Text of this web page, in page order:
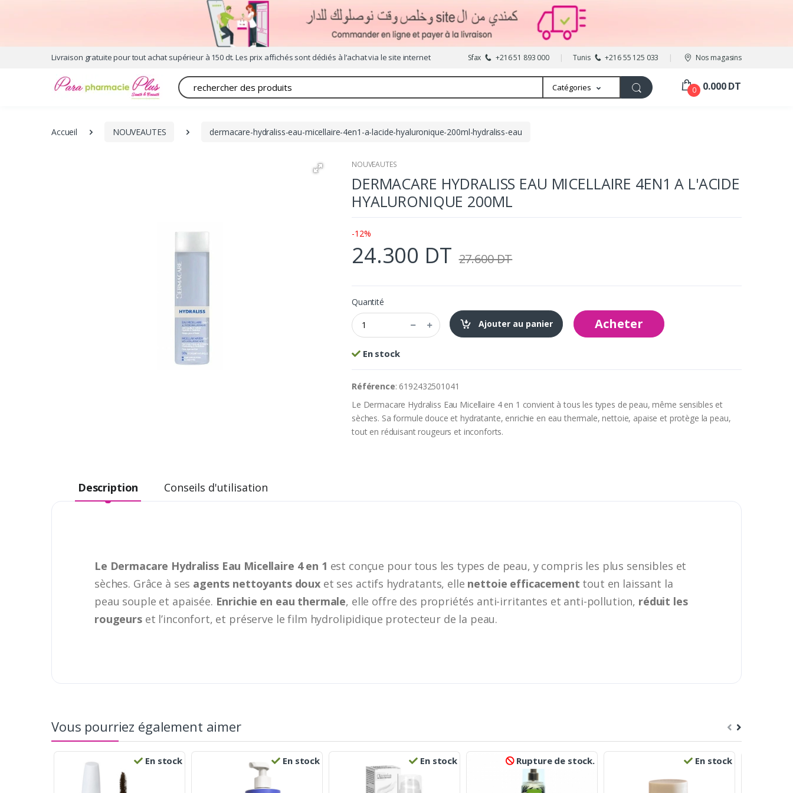
Livraison gratuite pour tout achat supérieur à 150 dt. Les prix affichés sont dédiés à l’achat via le site internet Sfax +216 51 893 000 Tunis +216 55 125 033 Nos magasins
Recherche Catégories 0 0.000 DT
Accueil NOUVEAUTES dermacare-hydraliss-eau-micellaire-4en1-a-lacide-hyaluronique-200ml-hydraliss-eau
NOUVEAUTES
DERMACARE HYDRALISS EAU MICELLAIRE 4EN1 A L'ACIDE
HYALURONIQUE 200ML
-12%
24.300 DT 27.600 DT
Quantité
Ajouter au panier
Acheter
En stock
Référence: 6192432501041
Le Dermacare Hydraliss Eau Micellaire 4 en 1 convient à tous les types de peau, même sensibles et
sèches. Sa formule douce et hydratante, enrichie en eau thermale, nettoie, apaise et protège la peau,
tout en réduisant rougeurs et inconforts.
Description Conseils d'utilisation
Le Dermacare Hydraliss Eau Micellaire 4 en 1 est conçue pour tous les types de peau, y compris les plus sensibles et
sèches. Grâce à ses agents nettoyants douxet ses actifs hydratants, elle nettoie efficacement tout en laissant la
peau souple et apaisée. Enrichie en eau thermale, elle offre des propriétés anti-irritantes et anti-pollution, réduit les
rougeurs et l’inconfort, et préserve le film hydrolipidique protecteur de la peau.
Vous pourriez également aimer
En stock En stock En stock Rupture de stock. En stock